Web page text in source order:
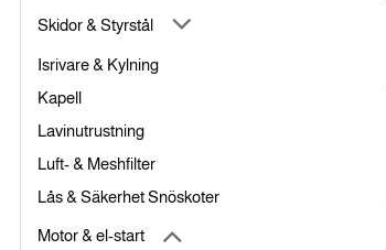
Skidor & Styrstål
Isrivare & Kylning
Kapell
Lavinutrustning
Luft- & Meshfilter
Lås & Säkerhet Snöskoter
Motor & el-start